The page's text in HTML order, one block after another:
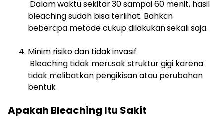
Dalam waktu sekitar 30 sampai 60 menit, hasil
bleaching sudah bisa terlihat. Bahkan
beberapa metode cukup dilakukan sekali saja.
Minim risiko dan tidak invasif
Bleaching tidak merusak struktur gigi karena
tidak melibatkan pengikisan atau perubahan
bentuk.
Apakah Bleaching Itu Sakit